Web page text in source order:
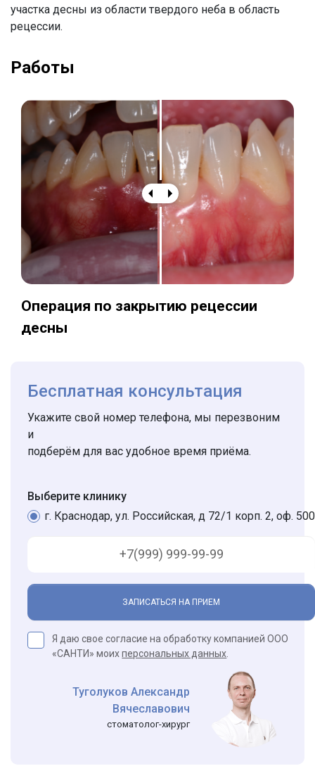
участка десны из области твердого неба в область
рецессии.
Работы
Операция по закрытию рецессии
десны
Бесплатная консультация
Укажите свой номер телефона, мы перезвоним
и
подберём для вас удобное время приёма.
Выберите клинику
г. Краснодар, ул. Российская, д 72/1 корп. 2, оф. 500
ЗАПИСАТЬСЯ НА ПРИЕМ
Я даю свое согласие на обработку компанией ООО
«САНТИ» моихперсональных данных
Туголуков Александр
Вячеславович
стоматолог-хирург